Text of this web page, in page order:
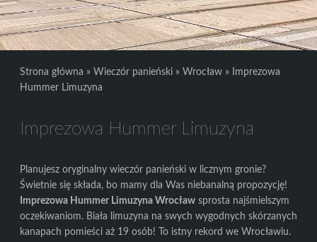
Strona główna » Wieczór panieński » Wrocław »
Imprezowa
Hummer Limuzyna
Imprezowa Hummer Limuzyna
Planujesz oryginalny wieczór panieński w licznym gronie?
Świetnie się składa, bo mamy dla Was niebanalną propozycję!
Imprezowa Hummer Limuzyna Wrocław sprosta najśmielszym
oczekiwaniom. Biała limuzyna na swych wygodnych skórzanych
kanapach pomieści aż 19 osób! To istny rekord we Wrocławiu.